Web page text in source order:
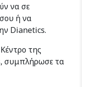
να σε
ή να
Dianetics.
της
συμπλήρωσε τα